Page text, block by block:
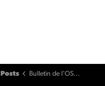
Posts Bulletin de l'OSBI: édition T3/2020